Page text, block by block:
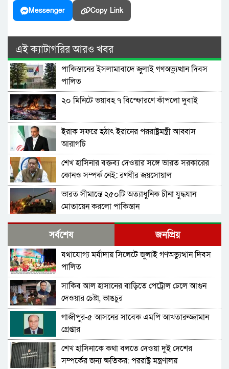
Messenger Copy Link
এই ক্যাটাগরির আরও খবর
পাকিস্তানের ইসলামাবাদে জুলাই গণঅভ্যুত্থান দিবস
পালিত
২০ মিনিটে ভয়াবহ ৭ বিস্ফোরণে কাঁপলো দুবাই
ইরাক সফরে হঠাৎ ইরানের পররাষ্ট্রমন্ত্রী আব্বাস
আরাগচি
শেখ হাসিনার বক্তব্য দেওয়ার সঙ্গে ভারত সরকারের
কোনও সম্পর্ক নেই: রণধীর জয়সোয়াল
ভারত সীমান্তে ২৫০টি অত্যাধুনিক চীনা যুদ্ধযান
মোতায়েন করলো পাকিস্তান
শ্রীলঙ্কার কারাগারে আবার দাঙ্গা, পরিস্থিতিতে নিয়ন্ত্রণে
সেনা মোতায়েন
বাংলাদেশ থেকে আসা হিন্দু-বৌদ্ধ-খ্রিস্টানরা
অনুপ্রবেশকারী নন: শুভেন্দু
চলতি সপ্তাহে ইরানে ভয়াবহ হামলার প্রস্তুতি নিচ্ছে
যুক্তরাষ্ট্র ও ইসরায়েল
প্রধানমন্ত্রী নাকি, বিমসটেকের সভাপতি হিসেবে তারেক
রহমানকে আমন্ত্রণ—প্রশ্ন এড়িয়ে গেলেন জয়সওয়াল
পাকিস্তানেও উত্থান হতে পারে ককরোচদের, চাঞ্চল্যকর
মন্তব্য নাকভির
সর্বশেষ জনপ্রিয়
যথাযোগ্য মর্যাদায় সিলেটে জুলাই গণঅভ্যুত্থান দিবস
পালিত
সাকিব আল হাসানের বাড়িতে পেট্রোল ঢেলে আগুন
দেওয়ার চেষ্টা, ভাঙচুর
গাজীপুর-৫ আসনের সাবেক এমপি আখতারুজ্জামান
গ্রেপ্তার
শেখ হাসিনাকে কথা বলতে দেওয়া দুই দেশের
সম্পর্কের জন্য ক্ষতিকর: পররাষ্ট্র মন্ত্রণালয়